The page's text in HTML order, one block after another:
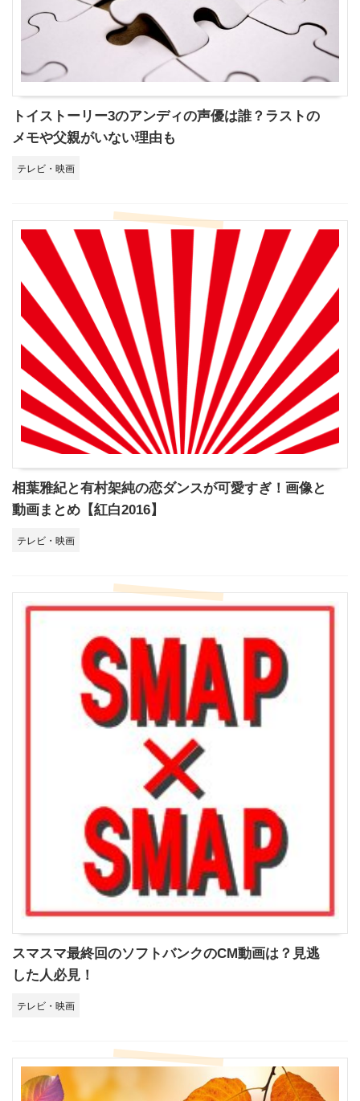
トイストーリー3のアンディの声優は誰？ラストの
メモや父親がいない理由も
テレビ・映画
相葉雅紀と有村架純の恋ダンスが可愛すぎ！画像と
動画まとめ【紅白2016】
テレビ・映画
スマスマ最終回のソフトバンクのCM動画は？見逃
した人必見！
テレビ・映画